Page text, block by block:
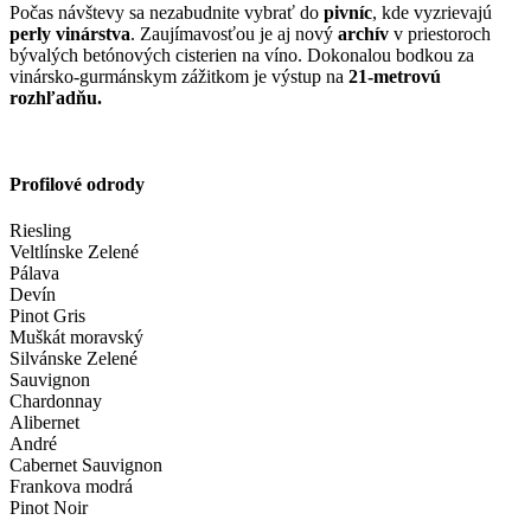
Počas návštevy sa nezabudnite vybrať do pivníc, kde vyzrievajú
perly vinárstva. Zaujímavosťou je aj nový archív v priestoroch
bývalých betónových cisterien na víno. Dokonalou bodkou za
vinársko-gurmánskym zážitkom je výstup na 21-metrovú
rozhľadňu.
Profilové odrody
Riesling
Veltlínske Zelené
Pálava
Devín
Pinot Gris
Muškát moravský
Silvánske Zelené
Sauvignon
Chardonnay
Alibernet
André
Cabernet Sauvignon
Frankova modrá
Pinot Noir